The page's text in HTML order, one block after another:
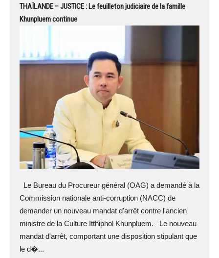
THAÏLANDE – JUSTICE : Le feuilleton judiciaire de la famille
Khunpluem continue
Le Bureau du Procureur général (OAG) a demandé à la
Commission nationale anti-corruption (NACC) de
demander un nouveau mandat d'arrêt contre l'ancien
ministre de la Culture Itthiphol Khunpluem. Le nouveau
mandat d'arrêt, comportant une disposition stipulant que
le d�...